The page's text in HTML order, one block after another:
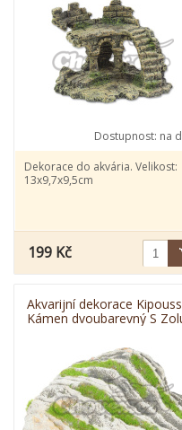
Dostupnost: na
Dekorace do akvária. Velikost:
13x9,7x9,5cm
199 Kč
Akvarijní dekorace Kipouss
Kámen dvoubarevný S